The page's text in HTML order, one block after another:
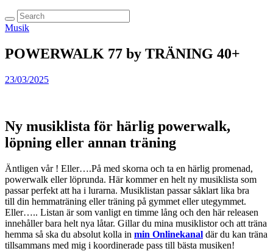
Musik
POWERWALK 77 by TRÄNING 40+
23/03/2025
Ny musiklista för härlig powerwalk,
löpning eller annan träning
Äntligen vår ! Eller….På med skorna och ta en härlig promenad,
powerwalk eller löprunda. Här kommer en helt ny musiklista som
passar perfekt att ha i lurarna. Musiklistan passar såklart lika bra
till din hemmaträning eller träning på gymmet eller utegymmet.
Eller….. Listan är som vanligt en timme lång och den här releasen
innehåller bara helt nya låtar. Gillar du mina musiklistor och att träna
hemma så ska du absolut kolla in min Onlinekanal där du kan träna
tillsammans med mig i koordinerade pass till bästa musiken!